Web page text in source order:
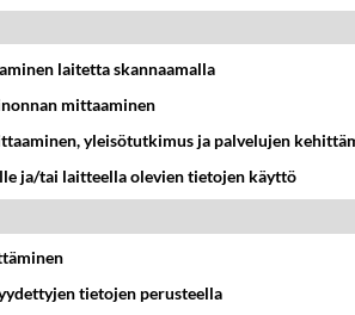
showt Porissa, milloin
liikettä yli satulan ja molemmin
varmaan spinning-kato aikaiseksi, kun
Niemi-Manninenherää muistelemaan.
ja Livillä
laitetta skannaamalla
mittaaminen
yleisötutkimus ja palvelujen
ja/tai laitteella olevien tietojen käyttö
tietojen perusteella